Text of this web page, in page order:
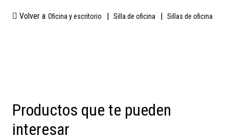
Volver a Oficina y escritorio | Silla de oficina | Sillas de oficina
Productos que te pueden
interesar